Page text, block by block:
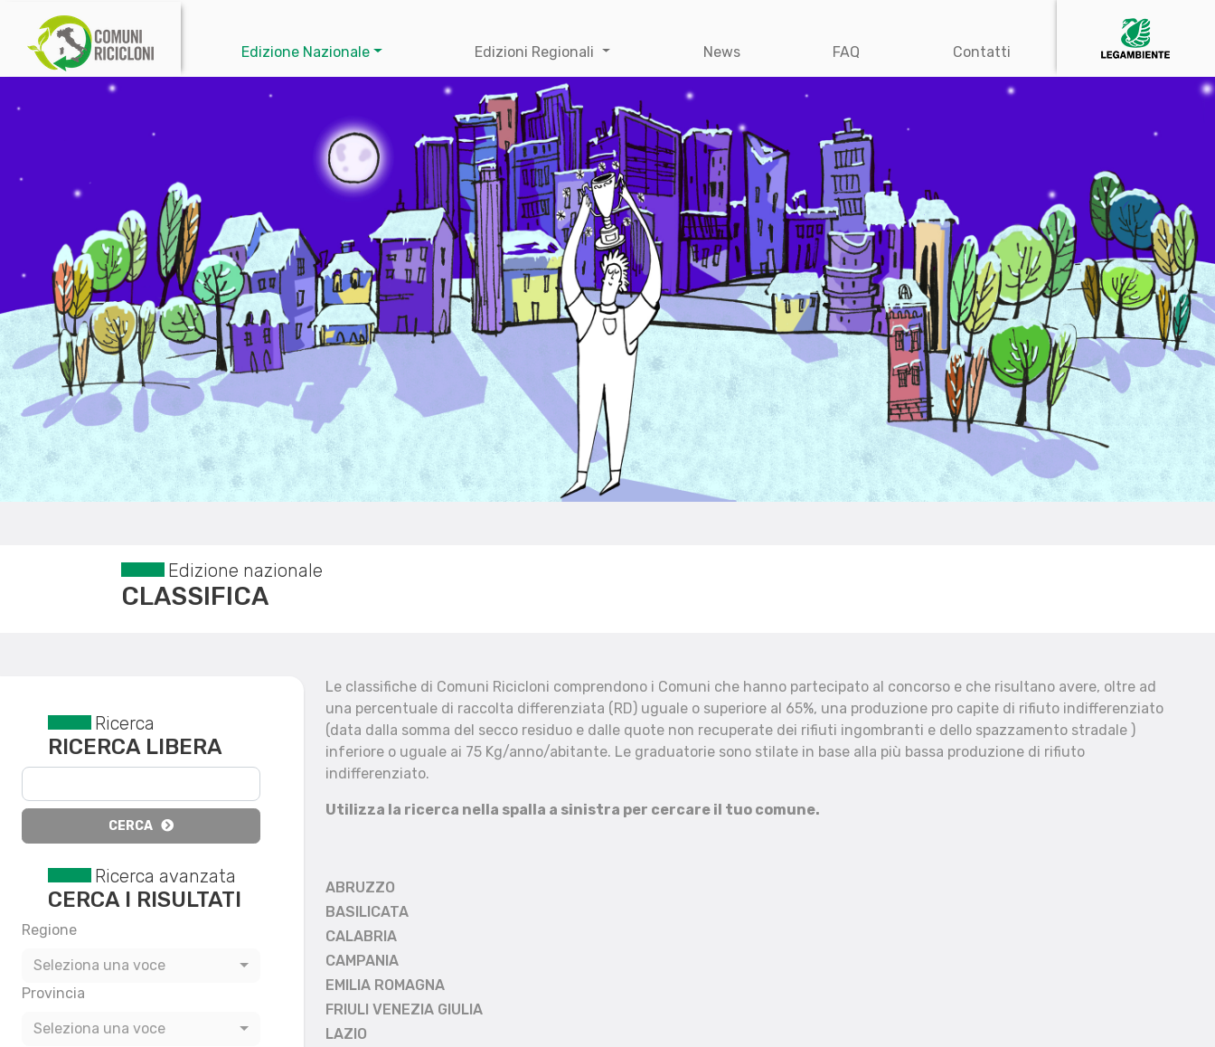
Edizione Nazionale Edizioni Regionali News FAQ Contatti
Edizione nazionale
CLASSIFICA
Reset filtri
Ricerca
RICERCA LIBERA
CERCA
Ricerca avanzata
CERCA I RISULTATI
Regione
Seleziona una voce
Provincia
Seleziona una voce
Le classifiche di Comuni Ricicloni comprendono i Comuni che hanno partecipato al concorso e che risultano avere, oltre ad
una percentuale di raccolta differenziata (RD) uguale o superiore al 65%, una produzione pro capite di rifiuto indifferenziato
(data dalla somma del secco residuo e dalle quote non recuperate dei rifiuti ingombranti e dello spazzamento stradale )
inferiore o uguale ai 75 Kg/anno/abitante. Le graduatorie sono stilate in base alla più bassa produzione di rifiuto
indifferenziato.
Utilizza la ricerca nella spalla a sinistra per cercare il tuo comune.
ABRUZZO
BASILICATA
CALABRIA
CAMPANIA
EMILIA ROMAGNA
FRIULI VENEZIA GIULIA
LAZIO